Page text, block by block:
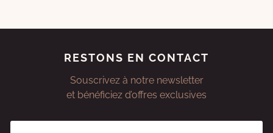
RESTONS EN CONTACT
Souscrivez à notre newsletter
et bénéficiez d’offres exclusives